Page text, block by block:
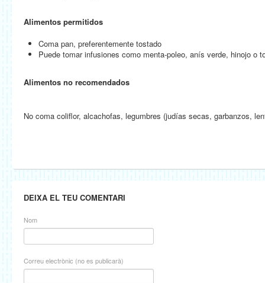
Alimentos permitidos
Coma pan, preferentemente tostado
Puede tomar infusiones como menta-poleo, anís verde, hinojo o
Alimentos no recomendados
No coma coliflor, alcachofas, legumbres (judías secas, garbanzos,
DEIXA EL TEU COMENTARI
Nom
Correu electrònic (no es publicarà)